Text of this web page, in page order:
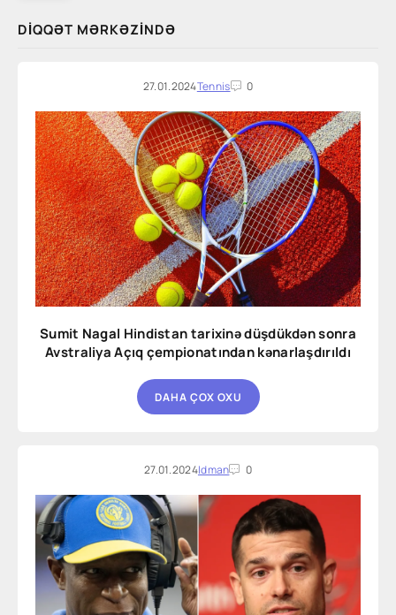
DIQQƏT MƏRKƏZINDƏ
27.01.2024Tennis 0
Sumit Nagal Hindistan tarixinə düşdükdən sonra
Avstraliya Açıq çempionatından kənarlaşdırıldı
DAHA ÇOX OXU
27.01.2024Idman 0